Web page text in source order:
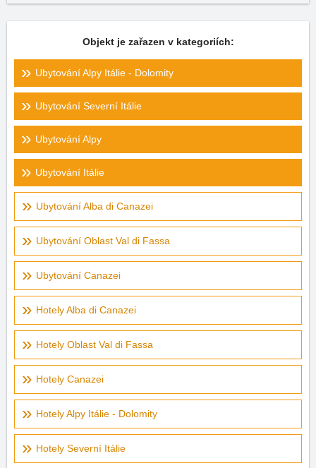
Objekt je zařazen v kategoriích:
Ubytování Alpy Itálie - Dolomity
Ubytování Severní Itálie
Ubytování Alpy
Ubytování Itálie
Ubytování Alba di Canazei
Ubytování Oblast Val di Fassa
Ubytování Canazei
Hotely Alba di Canazei
Hotely Oblast Val di Fassa
Hotely Canazei
Hotely Alpy Itálie - Dolomity
Hotely Severní Itálie